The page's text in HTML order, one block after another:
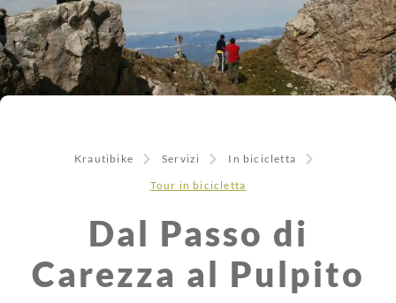
Krautibike Servizi
In bicicletta
Tour in bicicletta
Dal Passo di
Carezza al Pulpito